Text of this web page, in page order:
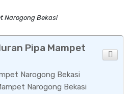
Narogong Bekasi
Pipa Mampet
Narogong Bekasi
Narogong Bekasi